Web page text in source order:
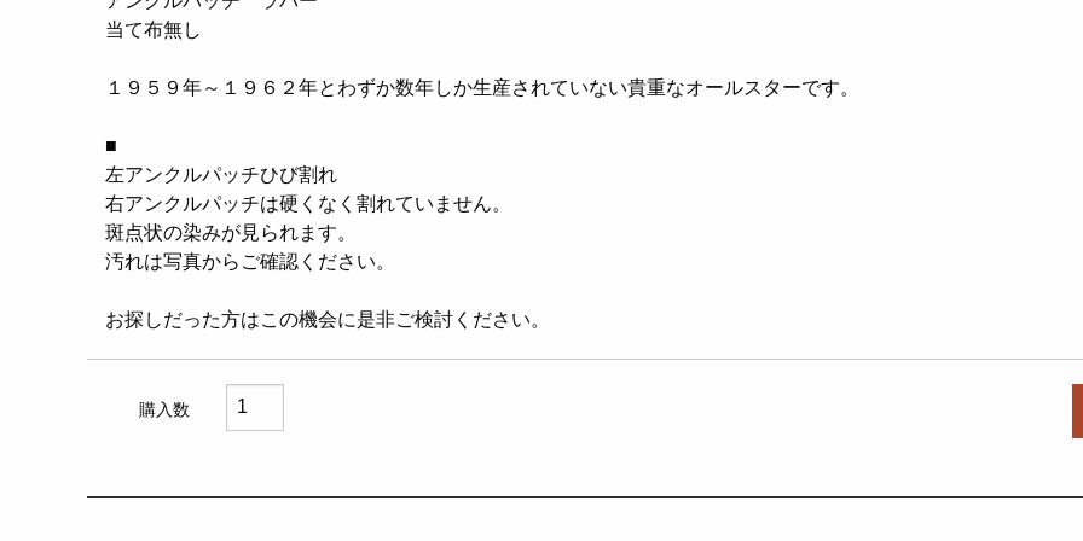
当て布無し
１９５９年～１９６２年とわずか数年しか生産されていない貴重なオールスターです。
■
左アンクルパッチひび割れ
右アンクルパッチは硬くなく割れていません。
斑点状の染みが見られます。
汚れは写真からご確認ください。
お探しだった方はこの機会に是非ご検討ください。
購入数